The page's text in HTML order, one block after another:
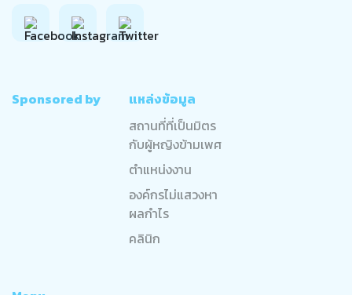
Sponsored by
แหล่งข้อมูล
สถานที่ที่เป็นมิตร
กับผู้หญิงข้ามเพศ
ตำแหน่งงาน
องค์กรไม่แสวงหา
ผลกำไร
คลินิก